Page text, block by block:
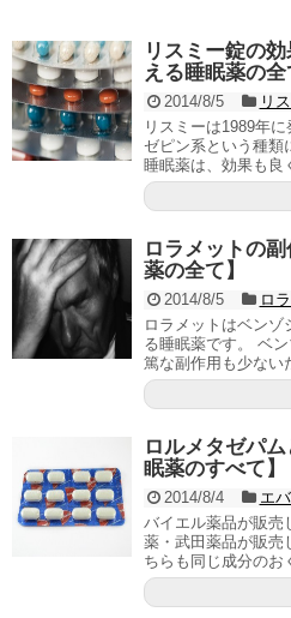
リスミー錠の
える睡眠薬の全
2014/8/5
リ
リスミーは1989年
ゼピン系という種類
睡眠薬は、効果も良
ロラメットの
薬の全て】
2014/8/5
ロ
ロラメットはベンゾ
る睡眠薬です。 ベ
篤な副作用も少ない
ロルメタゼパ
眠薬のすべて】
2014/8/4 エ
バイエル薬品が販売
薬・武田薬品が販売
ちらも同じ成分のお